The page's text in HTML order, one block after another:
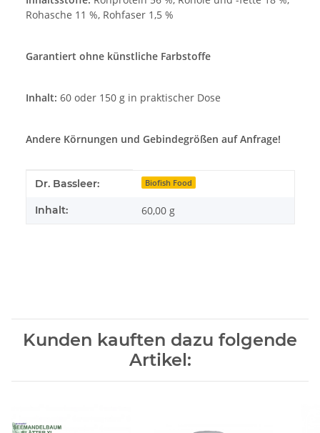
Rohasche 11 %, Rohfaser 1,5 %
Garantiert ohne künstliche Farbstoffe
Inhalt: 60 oder 150 g in praktischer Dose
Andere Körnungen und Gebindegrößen auf Anfrage!
Produkteigenschaft
Wert
Dr. Bassleer: Biofish Food
Inhalt: 60,00 g
Kunden kauften dazu folgende
Artikel: